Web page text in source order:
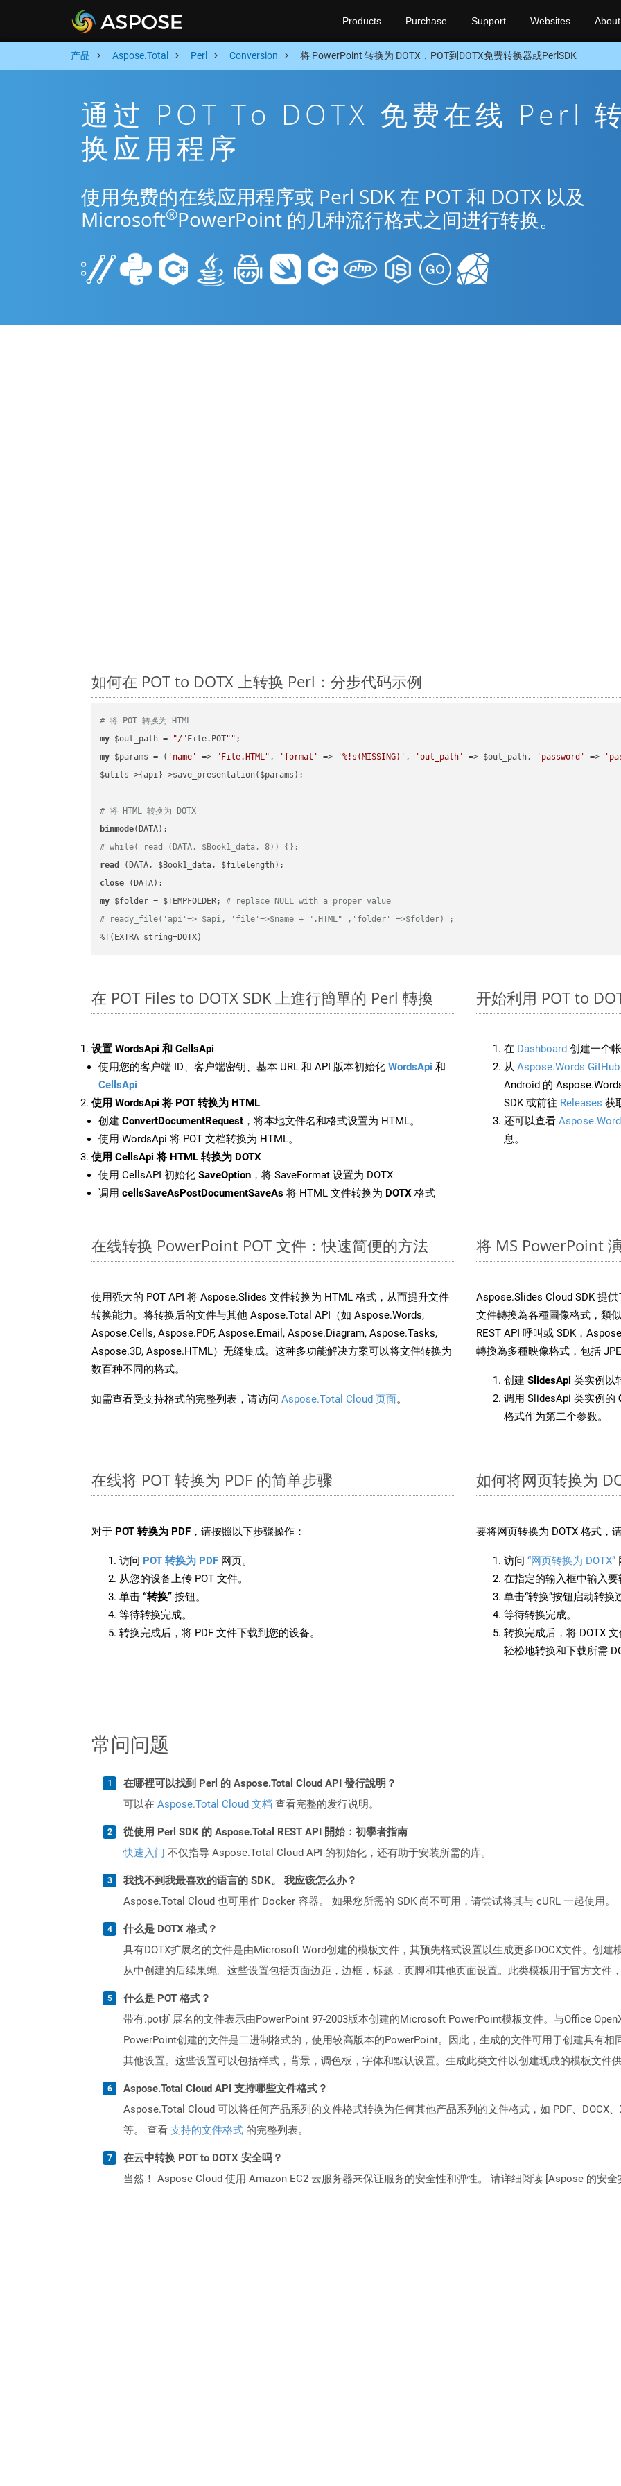
Products Purchase Support Websites About
产品 Aspose.Total Perl Conversion 将 PowerPoint 转换为 DOTX，POT到DOTX免费转换器或PerlSDK
通过 POT To DOTX 免费在线 Perl 转
换应用程序
使用免费的在线应用程序或 Perl SDK 在 POT 和 DOTX 以及
Microsoft®PowerPoint 的几种流行格式之间进行转换。
如何在 POT to DOTX 上转换 Perl：分步代码示例
# 将 POT 转换为 HTML
my $out_path = "/" File.POT""
my $params = ( 'name' => "File.HTML" , 'format' => '%!s(MISSING)' , 'out_path' => $out_path, 'password' =>
$utils->{api}->save_presentation($params);
# 将 HTML 转换为 DOTX
binmode
# while( read (DATA, $Book1_data, 8)) {};
read
close
my $folder = $TEMPFOLDER; # replace NULL with a proper value
# ready_file('api'=> $api, 'file'=>$name + ".HTML" ,'folder' =>$folder) ;
%!(EXTRA string=DOTX)
在 POT Files to DOTX SDK 上進行簡單的 Perl 轉換
设置 WordsApi 和 CellsApi
使用您的客户端 ID、客户端密钥、基本 URL 和 API 版本初始化 WordsApi 和
CellsApi
使用 WordsApi 将 POT 转换为 HTML
创建 ConvertDocumentRequest ，将本地文件名和格式设置为 HTML。
使用 WordsApi 将 POT 文档转换为 HTML。
使用 CellsApi 将 HTML 转换为 DOTX
使用 CellsAPI 初始化 SaveOption ，将 SaveFormat 设置为 DOTX
调用 cellsSaveAsPostDocumentSaveAs 将 HTML 文件转换为 DOTX 格式
开始利用 POT to
在 Dashboard 创建一个
从 Aspose.Words GitHub
Android 的
SDK 或前往 Releases 获
还可以查看
息。
在线转换 PowerPoint POT 文件：快速简便的方法
使用强大的 POT API 将 Aspose.Slides 文件转换为 HTML 格式，从而提升文件
转换能力。将转换后的文件与其他 Aspose.Total API（如 Aspose.Words,
Aspose.Cells, Aspose.PDF, Aspose.Email, Aspose.Diagram, Aspose.Tasks,
Aspose.3D, Aspose.HTML）无缝集成。这种多功能解决方案可以将文件转换为
数百种不同的格式。
如需查看受支持格式的完整列表，请访问 Aspose.Total Cloud 页面。
将 MS PowerPoint
Aspose.Slides Cloud SDK 提
文件轉換為各種圖像格式，類
REST API 呼叫或 SDK，
轉換為多種映像格式，包括
创建 SlidesApi 类实例以
调用 SlidesApi 类实例的
格式作为第二个参数。
在线将 POT 转换为 PDF 的简单步骤
对于 POT 转换为 PDF ，请按照以下步骤操作：
访问 POT 转换为 PDF 网页。
从您的设备上传 POT 文件。
单击 “转换” 按钮。
等待转换完成。
转换完成后，将 PDF 文件下载到您的设备。
如何将网页转换为
要将网页转换为 DOTX 格式，
访问 “网页转换为 DOTX”
在指定的输入框中输入要
单击“转换”按钮启动转换
等待转换完成。
转换完成后，将 DOTX
轻松地转换和下载所需
常问问题
在哪裡可以找到 Perl 的 Aspose.Total Cloud API 發行說明？
可以在 Aspose.Total Cloud 文档 查看完整的发行说明。
從使用 Perl SDK 的 Aspose.Total REST API 開始：初學者指南
快速入门 不仅指导 Aspose.Total Cloud API 的初始化，还有助于安装所需的库。
我找不到我最喜欢的语言的 SDK。 我应该怎么办？
Aspose.Total Cloud 也可用作 Docker 容器。 如果您所需的 SDK 尚不可用，请尝试将其与 cURL 一起使用。
什么是 DOTX 格式？
具有DOTX扩展名的文件是由Microsoft Word创建的模板文件，其预先格式设置以生成更多DOCX文件。创
从中创建的后续果蝇。这些设置包括页面边距，边框，标题，页脚和其他页面设置。此类模板用于官方文件
什么是 POT 格式？
带有.pot扩展名的文件表示由PowerPoint 97-2003版本创建的Microsoft PowerPoint模板文件。与Office
PowerPoint创建的文件是二进制格式的，使用较高版本的PowerPoint。因此，生成的文件可用于创建具有
其他设置。这些设置可以包括样式，背景，调色板，字体和默认设置。生成此类文件以创建现成的模板文件供
Aspose.Total Cloud API 支持哪些文件格式？
Aspose.Total Cloud 可以将任何产品系列的文件格式转换为任何其他产品系列的文件格式，如 PDF、DOCX
等。 查看 支持的文件格式 的完整列表。
在云中转换 POT to DOTX 安全吗？
当然！ Aspose Cloud 使用 Amazon EC2 云服务器来保证服务的安全性和弹性。 请详细阅读 [Aspose 的安